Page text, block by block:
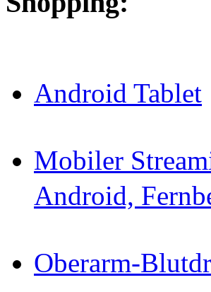
Android Tablet
Mobiler
Android,
Oberarm-